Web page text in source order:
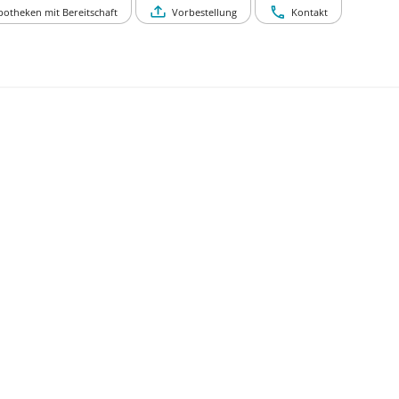
mit Bereitschaft Vorbestellung Kontakt